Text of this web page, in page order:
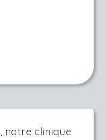
notre clinique